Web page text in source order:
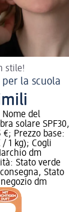
stile!
la scuola
del
solare SPF30,
€; Prezzo base:
1 kg); Cogli
dm
Stato verde
Stato
dm